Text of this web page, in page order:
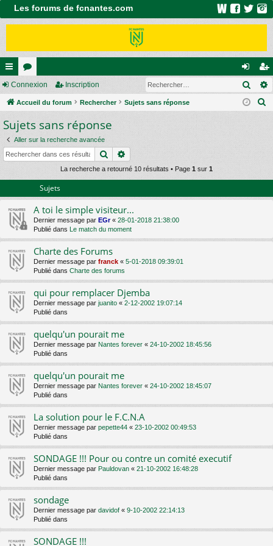
Les forums de fcnantes.com
ac
co
ur
ci
s
or
u
m
s
on
ne
ns
cri
Connexion Inscription
Accueil du forum Rechercher Sujets sans réponse
c
h
Sujets sans réponse
Aller sur la recherche avancée
Rechercher
La recherche a retourné 10 résultats • Page 1 sur 1
Sujets
A toi le simple visiteur...
Dernier message par EGr« 28-01-2018 21:38:00
Publié dans Le match du moment
Charte des Forums
Dernier message par franck « 5-01-2018 09:39:01
Publié dans Charte des forums
qui pour remplacer Djemba
Dernier message par juanito « 2-12-2002 19:07:14
Publié dans
quelqu'un pourait me
Dernier message par Nantes forever « 24-10-2002 18:45:56
Publié dans
quelqu'un pourait me
Dernier message par Nantes forever « 24-10-2002 18:45:07
Publié dans
La solution pour le F.C.N.A
Dernier message par pepette44 « 23-10-2002 00:49:53
Publié dans
SONDAGE !!! Pour ou contre un comité executif
Dernier message par Pauldovan « 21-10-2002 16:48:28
Publié dans
sondage
Dernier message par davidof « 9-10-2002 22:14:13
Publié dans
SONDAGE !!!